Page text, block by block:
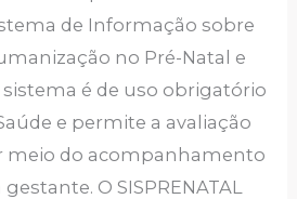
de Informação sobre
no Pré-Natal e
é de uso obrigatório
e permite a avaliação
meio do acompanhamento
O SISPRENATAL